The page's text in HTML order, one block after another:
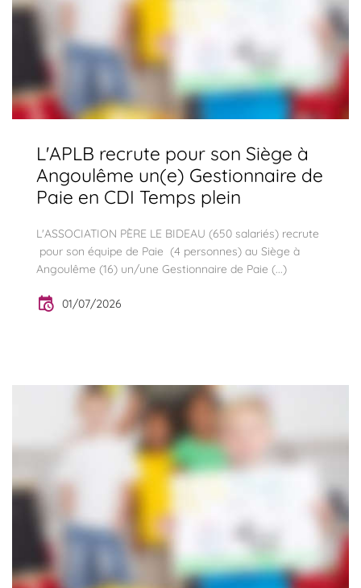
L'APLB recrute pour son Siège à
Angoulême un(e) Gestionnaire de
Paie en CDI Temps plein
L'ASSOCIATION PÈRE LE BIDEAU (650 salariés) recrute
pour son équipe de Paie (4 personnes) au Siège à
Angoulême (16) un/une Gestionnaire de Paie (...)
01/07/2026